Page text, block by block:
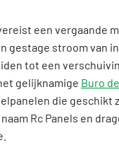
een vergaande
gestage stroom van
tot een
gelijknamige Buro
die
Rc Panels en